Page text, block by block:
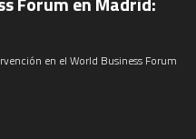
en el World Business Forum